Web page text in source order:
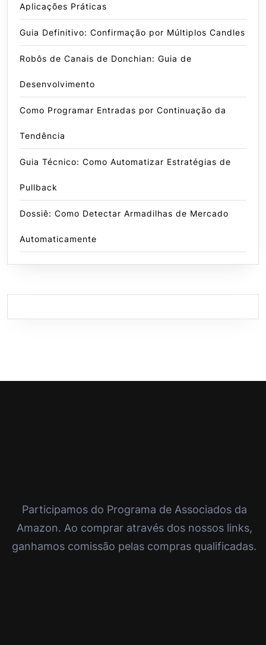
Aplicações Práticas
Guia Definitivo: Confirmação por Múltiplos Candles
Robôs de Canais de Donchian: Guia de
Desenvolvimento
Como Programar Entradas por Continuação da
Tendência
Guia Técnico: Como Automatizar Estratégias de
Pullback
Dossiê: Como Detectar Armadilhas de Mercado
Automaticamente
Participamos do Programa de Associados da
Amazon. Ao comprar através dos nossos links,
ganhamos comissão pelas compras qualificadas.